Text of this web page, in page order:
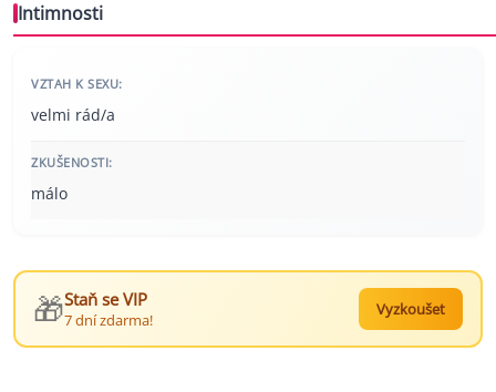
Intimnosti
VZTAH K SEXU:
velmi rád/a
ZKUŠENOSTI:
málo
🎁Staň se VIP
7 dní zdarma!
Vyzkoušet